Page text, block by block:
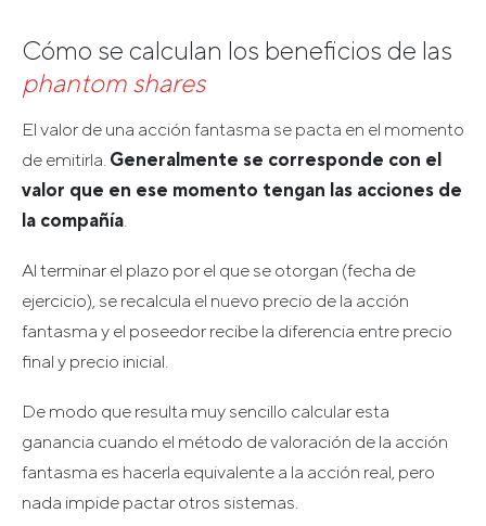
Cómo se calculan los beneficios de las
phantom shares
El valor de una acción fantasma se pacta en el momento
de emitirla. Generalmente se corresponde con el
valor que en ese momento tengan las acciones de
la compañía.
Al terminar el plazo por el que se otorgan (fecha de
ejercicio), se recalcula el nuevo precio de la acción
fantasma y el poseedor recibe la diferencia entre precio
final y precio inicial.
De modo que resulta muy sencillo calcular esta
ganancia cuando el método de valoración de la acción
fantasma es hacerla equivalente a la acción real, pero
nada impide pactar otros sistemas.